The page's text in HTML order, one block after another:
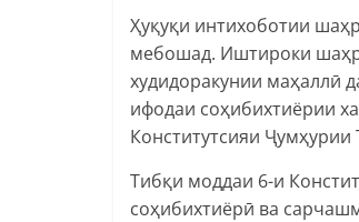
Ҳуқуқи интихоботии
мебошад. Иштироки
худидоракунии маҳаллӣ
ифодаи соҳибихтиёрии
Конститутсияи
Тибқи моддаи 6-и
соҳибихтиёрӣ ва